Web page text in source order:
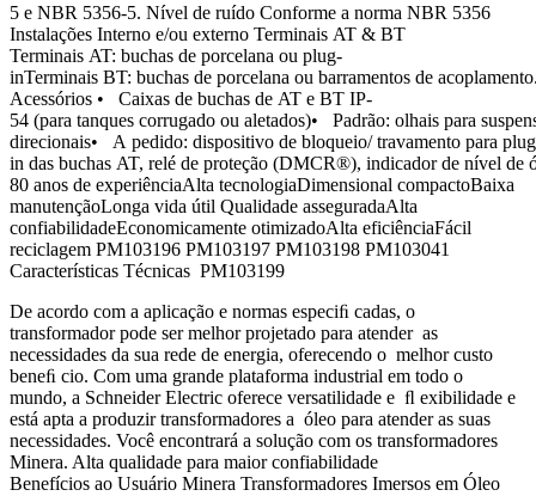
5 e NBR 5356-5. Nível de ruído Conforme a norma NBR 5356
Instalações Interno e/ou externo Terminais AT & BT
Terminais AT: buchas de porcelana ou plug-
inTerminais BT: buchas de porcelana ou barramentos de
Acessórios • Caixas de buchas de AT e BT IP-
54 (para tanques corrugado ou aletados)• Padrão: olhais para
direcionais• A pedido: dispositivo de bloqueio/ travamento para
in das buchas AT, relé de proteção (DMCR®), indicador de nível de
80 anos de experiênciaAlta tecnologiaDimensional compactoBaixa
manutençãoLonga vida útil Qualidade asseguradaAlta
confiabilidadeEconomicamente otimizadoAlta eficiênciaFácil
reciclagem PM103196 PM103197 PM103198 PM103041
Características Técnicas PM103199
De acordo com a aplicação e normas especiﬁ cadas, o
transformador pode ser melhor projetado para atender as
necessidades da sua rede de energia, oferecendo o melhor custo
beneﬁ cio. Com uma grande plataforma industrial em todo o
mundo, a Schneider Electric oferece versatilidade e ﬂ exibilidade e
está apta a produzir transformadores a óleo para atender as suas
necessidades. Você encontrará a solução com os transformadores
Minera. Alta qualidade para maior confiabilidade
Benefícios ao Usuário Minera Transformadores Imersos em Óleo